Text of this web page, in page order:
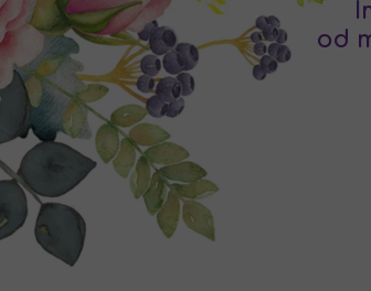
Imprezy z
od